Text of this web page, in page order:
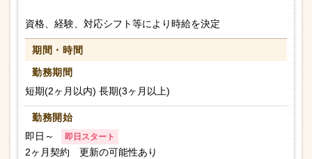
資格、経験、対応シフト等により時給を決定
期間・時間
勤務期間
短期(2ヶ月以内) 長期(3ヶ月以上)
勤務開始
即日～
即日スタート
2ヶ月契約 更新の可能性あり